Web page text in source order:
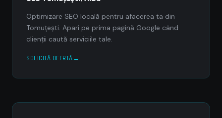
Optimizare SEO locală pentru afacerea ta din
Tomuţeşti. Apari pe prima pagină Google când
clienții caută serviciile tale.
SOLICITĂ OFERTĂ